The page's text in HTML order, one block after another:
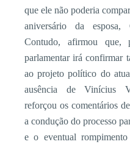
que ele não poderia
aniversário da esposa,
Contudo, afirmou que,
parlamentar irá confirmar
ao projeto político do
ausência de Vinícius
reforçou os comentários
a condução do processo
e o eventual